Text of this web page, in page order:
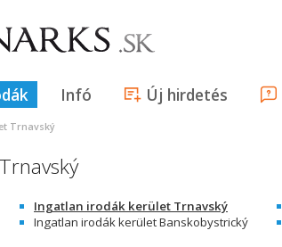
Infó Új hirdetés
Trnavský
Ingatlan irodák kerület Trnavský
Ingatlan irodák kerület Banskobystrický